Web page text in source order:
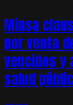
Minsa
por venta
vencidos y
salud